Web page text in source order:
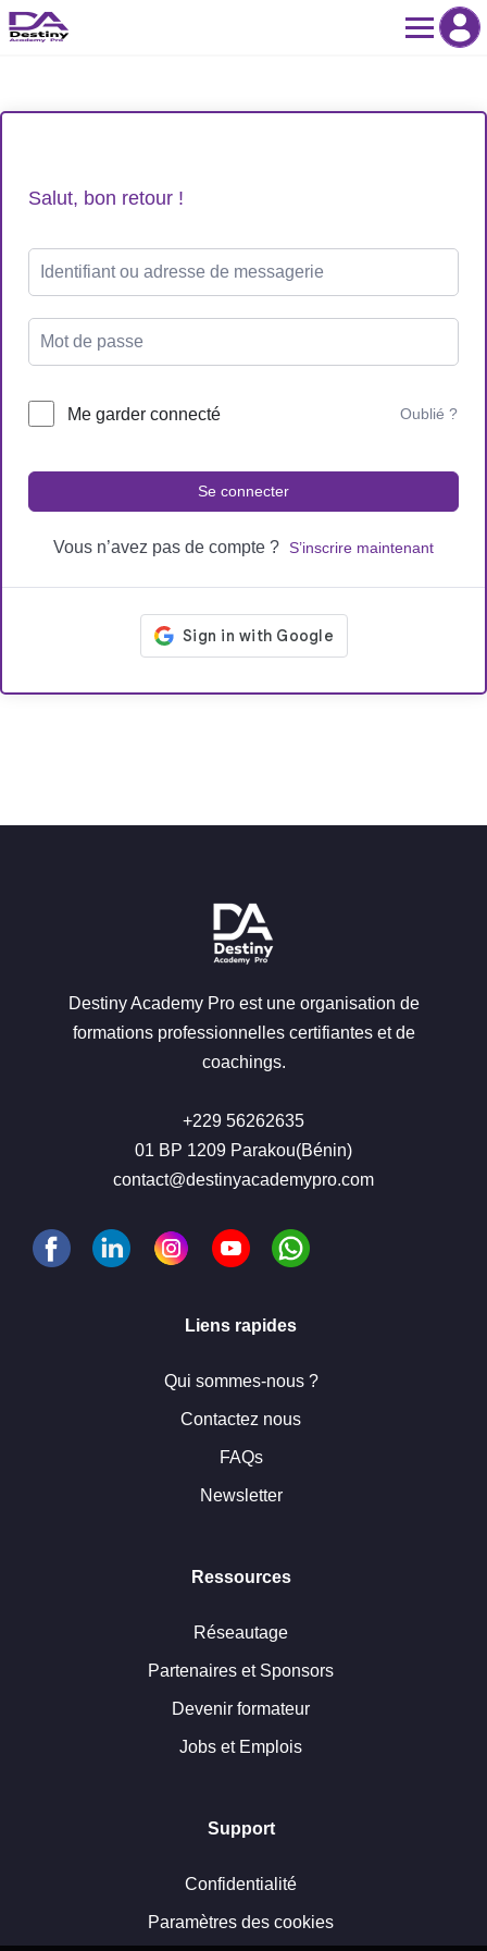
Skip
to
Salut, bon retour !
Me garder connecté Oublié ?
Se connecter
Vous n’avez pas de compte ? S’inscrire maintenant
Destiny Academy Pro est une organisation de
formations professionnelles certifiantes et de
coachings.
+229 56262635
01 BP 1209 Parakou(Bénin)
contact@destinyacademypro.com
Liens rapides
Qui sommes-nous ?
Contactez nous
FAQs
Newsletter
Ressources
Réseautage
Partenaires et Sponsors
Devenir formateur
Jobs et Emplois
Support
Confidentialité
Paramètres des cookies